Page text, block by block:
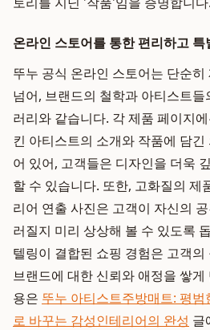
온라인 스토어를 통한 편리하고 특
뚜누 공식 온라인 스토어는 단순
넘어, 브랜드의 철학과 아티스트
러리와 같습니다. 각 제품 페이지
킨 아티스트의 소개와 작품에 담
어 있어, 고객들은 디자인을 더욱
할 수 있습니다. 또한, 고화질의 제
리어 연출 사진은 고객이 자신의
러질지 미리 상상해 볼 수 있도록
텔링이 결합된 쇼핑 경험은 고객
브랜드에 대한 신뢰와 애정을 쌓
용은 뚜누 아티스트주방매트: 평
로 바꾸는 감성인테리어의 완성 글